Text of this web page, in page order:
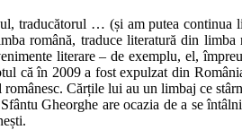
traducătorul … (și am putea
română, traduce literatură din
literare – de exemplu, el,
că în 2009 a fost expulzat din
Cărțile lui au un limbaj ce
Gheorghe are ocazia de a se